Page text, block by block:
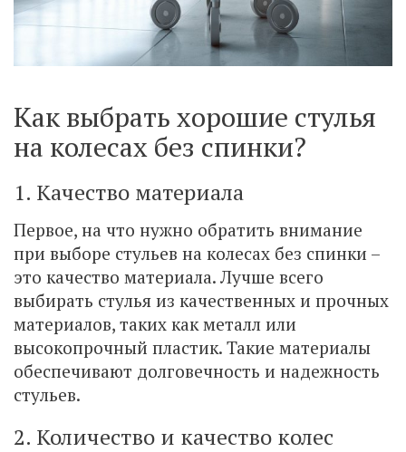
Как выбрать хорошие стулья
на колесах без спинки?
1. Качество материала
Первое, на что нужно обратить внимание
при выборе стульев на колесах без спинки –
это качество материала. Лучше всего
выбирать стулья из качественных и прочных
материалов, таких как металл или
высокопрочный пластик. Такие материалы
обеспечивают долговечность и надежность
стульев.
2. Количество и качество колес